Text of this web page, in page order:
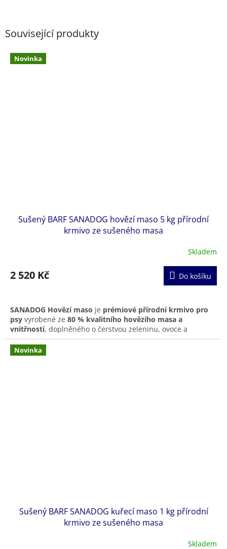
Související produkty
Novinka
Sušený BARF SANADOG hovězí maso 5 kg přírodní
krmivo ze sušeného masa
Skladem
2 520 Kč Do košíku
SANADOG Hovězí maso je prémiové přírodní krmivo pro
psy vyrobené ze 80 % kvalitního hovězího masa a
vnitřností, doplněného o čerstvou zeleninu, ovoce a
přírodní doplňky, jako je lososový olej a mořské řasy. Krmivo
jejemně sušené horkým vzduchem
vysokou nutriční hodnotu, chuť a snadnou stravitelnost
Novinka
Sušený BARF SANADOG kuřecí maso 1 kg přírodní
krmivo ze sušeného masa
Skladem